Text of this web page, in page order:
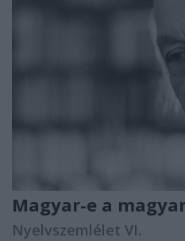
Magyar-e a
Nyelvszemlélet VI.